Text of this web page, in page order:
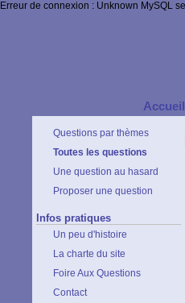
Erreur de connexion : Unknown MySQL
Accueil
Questions par thèmes
Toutes les questions
Une question au hasard
Proposer une question
Infos pratiques
Un peu d'histoire
La charte du site
Foire Aux Questions
Contact